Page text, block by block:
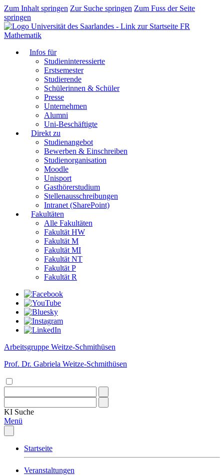
Zum Inhalt springen Zur Suche springen Zum Fuss der Seite
springen
FR
Mathematik
Infos für
Studieninteressierte
Erstsemester
Studierende
Schülerinnen & Schüler
Presse
Unternehmen
Alumni
Uni-Beschäftigte
Direkt zu
Studienangebot
Bewerben & Einschreiben
Studienorganisation
Moodle
Unisport
Gasthörerstudium
Stellenausschreibungen
Intranet (SharePoint)
Fakultäten
Alle Fakultäten
Fakultät HW
Fakultät M
Fakultät MI
Fakultät NT
Fakultät P
Fakultät R
Arbeitsgruppe Weitze-Schmithüsen
Prof. Dr. Gabriela Weitze-Schmithüsen
KI Suche
Menü
Startseite
Veranstaltungen